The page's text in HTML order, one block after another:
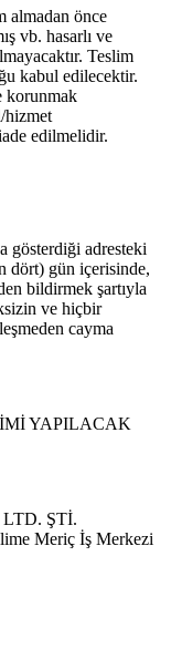
almadan önce
vb. hasarlı ve
Teslim
kabul edilecektir.
korunmak
hizmet
edilmelidir.
gösterdiği adresteki
dört) gün içerisinde,
bildirmek şartıyla
ve hiçbir
cayma
YAPILACAK
LTD. ŞTİ.
Meriç İş Merkezi